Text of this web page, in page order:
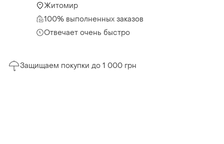
Житомир
100% выполненных заказов
Отвечает очень быстро
Защищаем покупки до 1 000 грн